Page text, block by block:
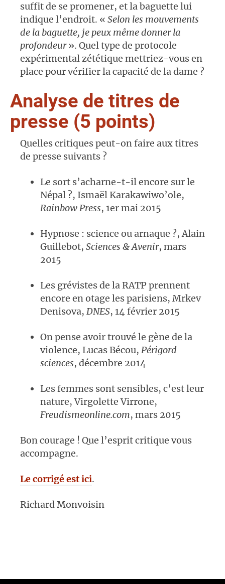
suffit de se promener, et la baguette lui
indique l’endroit. « Selon les mouvements
de la baguette, je peux même donner la
profondeur». Quel type de protocole
expérimental zététique mettriez-vous en
place pour vérifier la capacité de la dame ?
Analyse de titres de
presse (5 points)
Quelles critiques peut-on faire aux titres
de presse suivants ?
Le sort s’acharne-t-il encore sur le
Népal ?, Ismaël Karakawiwo’ole,
Rainbow Press, 1er mai 2015
Hypnose : science ou arnaque ?, Alain
Guillebot, Sciences & Avenir, mars
2015
Les grévistes de la RATP prennent
encore en otage les parisiens, Mrkev
Denisova, DNES, 14 février 2015
On pense avoir trouvé le gène de la
violence, Lucas Bécou, Périgord
sciences, décembre 2014
Les femmes sont sensibles, c’est leur
nature, Virgolette Virrone,
Freudismeonline.com, mars 2015
Bon courage ! Que l’esprit critique vous
accompagne.
Le corrigé est ici.
Richard Monvoisin